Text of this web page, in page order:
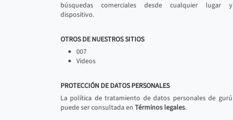
búsquedas comerciales desde cualquier lugar y
dispositivo.
OTROS DE NUESTROS SITIOS
007
Videos
PROTECCIÓN DE DATOS PERSONALES
La política de tratamiento de datos personales de gurú
puede ser consultada en Términos legales.